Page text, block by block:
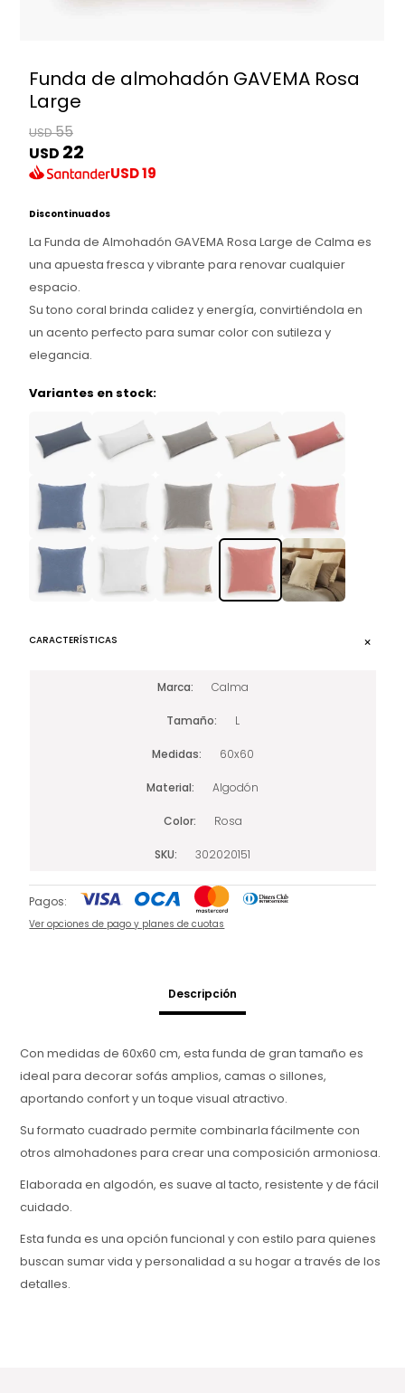
Funda de almohadón GAVEMA Rosa
Large
USD55
USD 22
USD19
Discontinuados
La Funda de Almohadón GAVEMA Rosa Large de Calma es
una apuesta fresca y vibrante para renovar cualquier
espacio.
Su tono coral brinda calidez y energía, convirtiéndola en
un acento perfecto para sumar color con sutileza y
elegancia.
Variantes en stock:
CARACTERÍSTICAS
Marca Calma
Tamaño L
Medidas 60x60
Material Algodón
Color Rosa
SKU 302020151
Pagos:
Ver opciones de pago y planes de cuotas
Descripción
Con medidas de 60x60 cm, esta funda de gran tamaño es
ideal para decorar sofás amplios, camas o sillones,
aportando confort y un toque visual atractivo.
Su formato cuadrado permite combinarla fácilmente con
otros almohadones para crear una composición armoniosa.
Elaborada en algodón, es suave al tacto, resistente y de fácil
cuidado.
Esta funda es una opción funcional y con estilo para quienes
buscan sumar vida y personalidad a su hogar a través de los
detalles.